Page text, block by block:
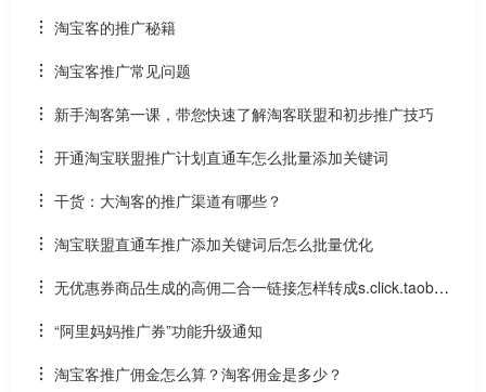
淘宝客的推广秘籍
淘宝客推广常见问题
新手淘客第一课，带您快速了解淘客联盟和初步推广技巧
开通淘宝联盟推广计划直通车怎么批量添加关键词
干货：大淘客的推广渠道有哪些？
淘宝联盟直通车推广添加关键词后怎么批量优化
无优惠券商品生成的高佣二合一链接怎样转成s.click.taoba
o.com推广链？
“阿里妈妈推广券”功能升级通知
淘宝客推广佣金怎么算？淘客佣金是多少？